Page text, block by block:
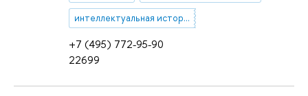
+7 (495) 772-95-90
22699
интеллектуальная история